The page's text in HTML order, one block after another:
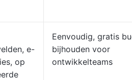
e-
op
Eenvoudig, gratis
bijhouden voor
ontwikkelteams